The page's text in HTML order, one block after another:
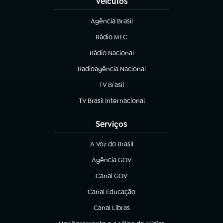
Agência Brasil
(abre em nova aba)
Rádio MEC
(abre em nova aba)
Rádio Nacional
Radioagência Nacional
(abre em nova aba)
TV Brasil
(abre em nova aba)
TV Brasil Internacional
(abre em nova aba)
Serviços
A Voz do Brasil
(abre em nova aba)
Agência GOV
(abre em nova aba)
Canal GOV
(abre em nova aba)
Canal Educação
(abre em nova aba)
Canal Libras
(abre em nova aba)